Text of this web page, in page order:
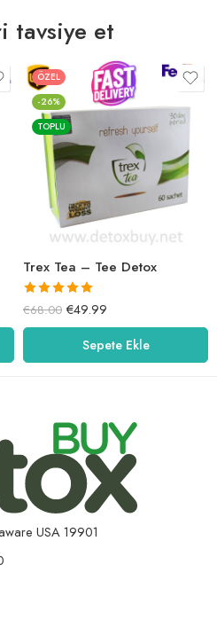
tavsiye et
ÖZEL
-26%
TOPLU
Trex Tea – Tee Detox
5 üzerinden
5.00oy aldı
€68.00 €49.99
Sepete Ekle
USA 19901